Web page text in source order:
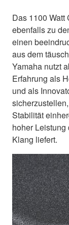
Das 1100 Watt
ebenfalls zu
einen
aus dem
Yamaha nutzt
Erfahrung als
und als
Stabilität
hoher
Klang liefert.